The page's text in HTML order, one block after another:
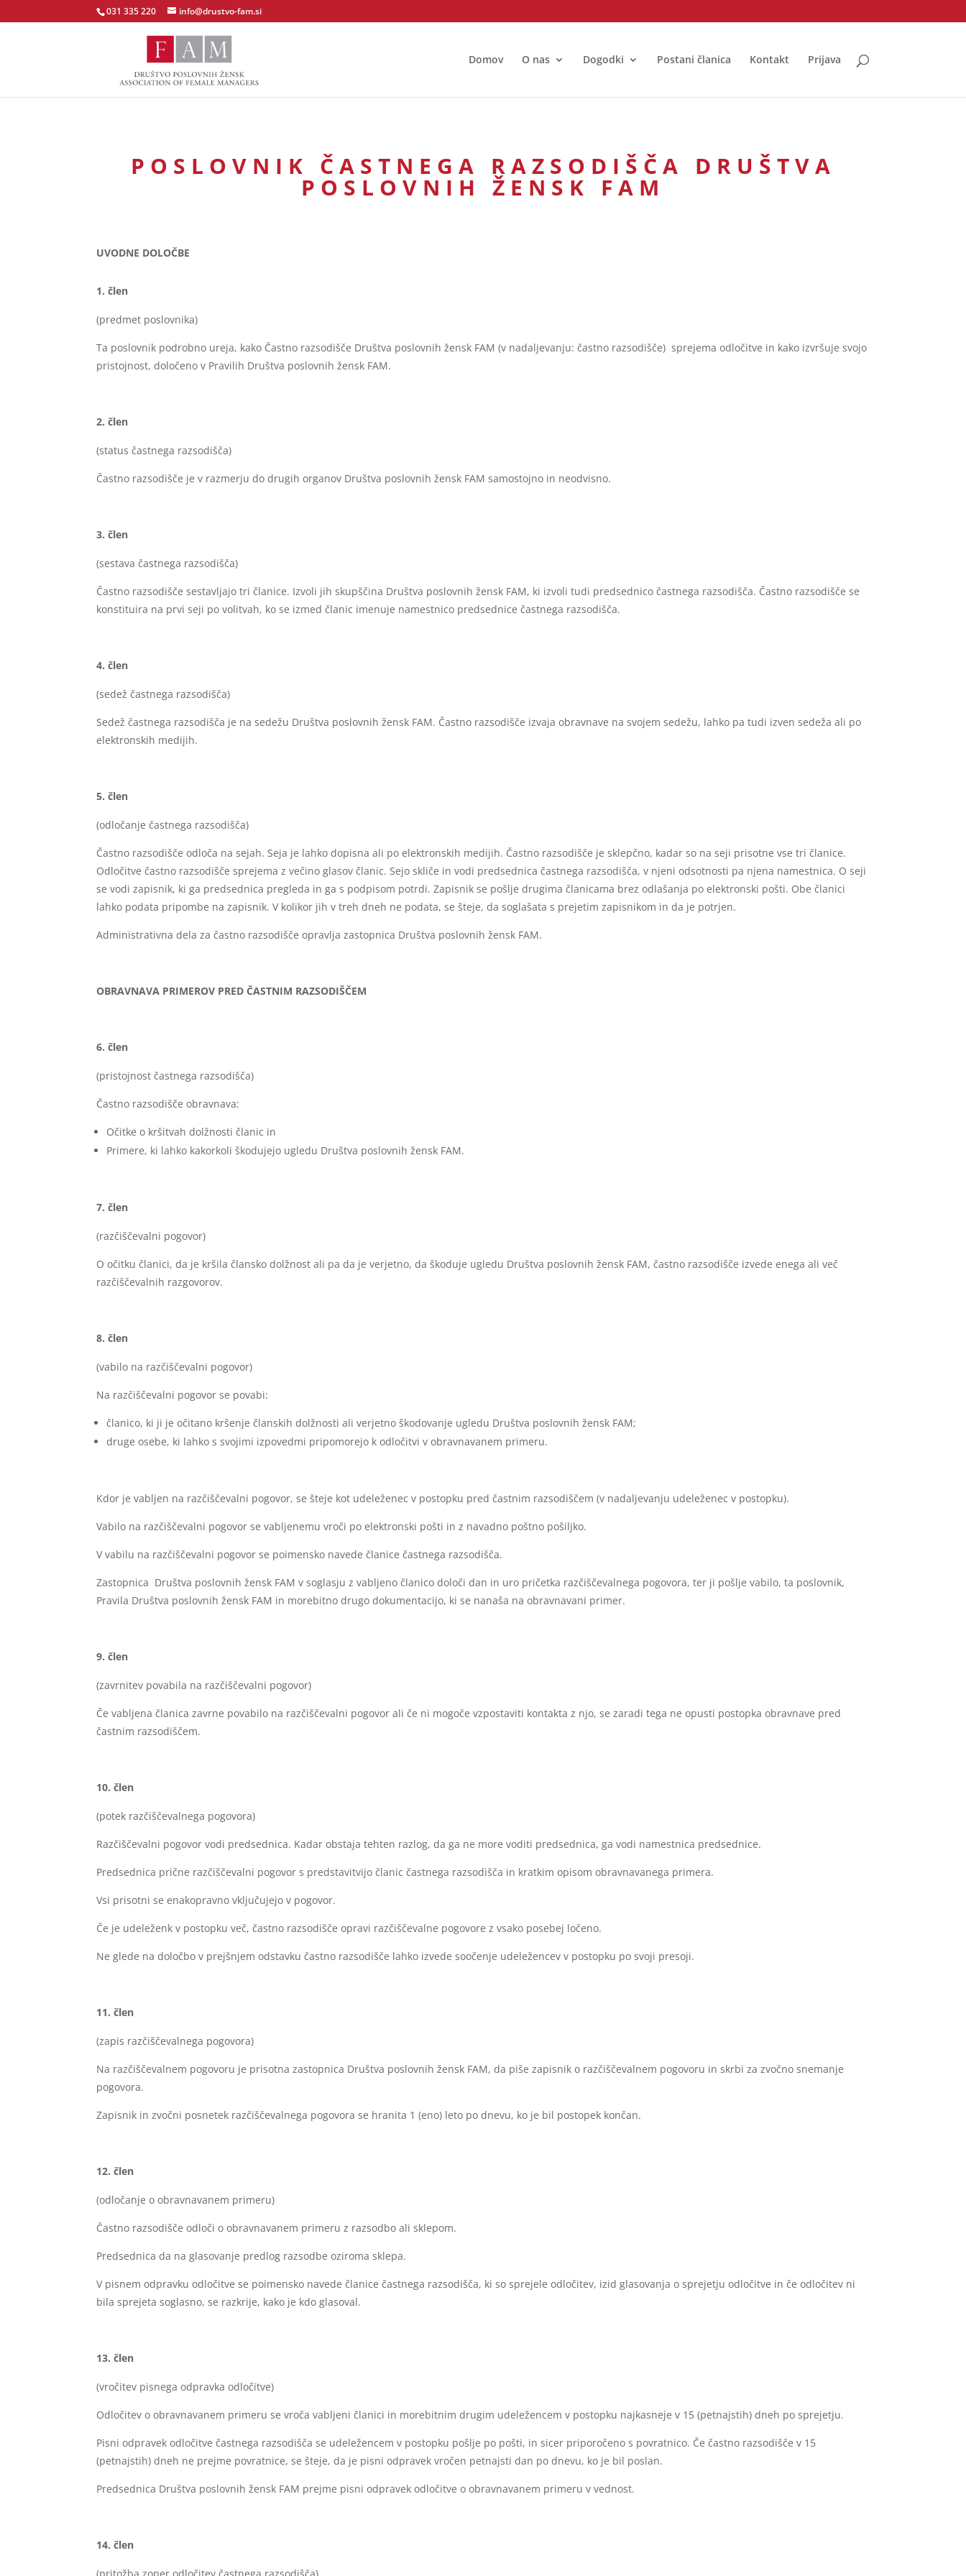
031 335 220 info@drustvo-fam.si
Domov O nas Dogodki Postani članica Kontakt Prijava
POSLOVNIK ČASTNEGA RAZSODIŠČA DRUŠTVA
POSLOVNIH ŽENSK FAM
UVODNE DOLOČBE
člen
(predmet poslovnika)
Ta poslovnik podrobno ureja, kako Častno razsodišče Društva poslovnih žensk FAM (v nadaljevanju: častno razsodišče) sprejema odločitve in kako izvršuje svojo
pristojnost, določeno v Pravilih Društva poslovnih žensk FAM.
člen
(status častnega razsodišča)
Častno razsodišče je v razmerju do drugih organov Društva poslovnih žensk FAM samostojno in neodvisno.
člen
(sestava častnega razsodišča)
Častno razsodišče sestavljajo tri članice. Izvoli jih skupščina Društva poslovnih žensk FAM, ki izvoli tudi predsednico častnega razsodišča. Častno razsodišče se
konstituira na prvi seji po volitvah, ko se izmed članic imenuje namestnico predsednice častnega razsodišča.
člen
(sedež častnega razsodišča)
Sedež častnega razsodišča je na sedežu Društva poslovnih žensk FAM. Častno razsodišče izvaja obravnave na svojem sedežu, lahko pa tudi izven sedeža ali po
elektronskih medijih.
člen
(odločanje častnega razsodišča)
Častno razsodišče odloča na sejah. Seja je lahko dopisna ali po elektronskih medijih. Častno razsodišče je sklepčno, kadar so na seji prisotne vse tri članice.
Odločitve častno razsodišče sprejema z večino glasov članic. Sejo skliče in vodi predsednica častnega razsodišča, v njeni odsotnosti pa njena namestnica. O seji
se vodi zapisnik, ki ga predsednica pregleda in ga s podpisom potrdi. Zapisnik se pošlje drugima članicama brez odlašanja po elektronski pošti. Obe članici
lahko podata pripombe na zapisnik. V kolikor jih v treh dneh ne podata, se šteje, da soglašata s prejetim zapisnikom in da je potrjen.
Administrativna dela za častno razsodišče opravlja zastopnica Društva poslovnih žensk FAM.
OBRAVNAVA PRIMEROV PRED ČASTNIM RAZSODIŠČEM
člen
(pristojnost častnega razsodišča)
Častno razsodišče obravnava:
Očitke o kršitvah dolžnosti članic in
Primere, ki lahko kakorkoli škodujejo ugledu Društva poslovnih žensk FAM.
člen
(razčiščevalni pogovor)
O očitku članici, da je kršila člansko dolžnost ali pa da je verjetno, da škoduje ugledu Društva poslovnih žensk FAM, častno razsodišče izvede enega ali več
razčiščevalnih razgovorov.
člen
(vabilo na razčiščevalni pogovor)
Na razčiščevalni pogovor se povabi:
članico, ki ji je očitano kršenje članskih dolžnosti ali verjetno škodovanje ugledu Društva poslovnih žensk FAM;
druge osebe, ki lahko s svojimi izpovedmi pripomorejo k odločitvi v obravnavanem primeru.
Kdor je vabljen na razčiščevalni pogovor, se šteje kot udeleženec v postopku pred častnim razsodiščem (v nadaljevanju udeleženec v postopku).
Vabilo na razčiščevalni pogovor se vabljenemu vroči po elektronski pošti in z navadno poštno pošiljko.
V vabilu na razčiščevalni pogovor se poimensko navede članice častnega razsodišča.
Zastopnica Društva poslovnih žensk FAM v soglasju z vabljeno članico določi dan in uro pričetka razčiščevalnega pogovora, ter ji pošlje vabilo, ta poslovnik,
Pravila Društva poslovnih žensk FAM in morebitno drugo dokumentacijo, ki se nanaša na obravnavani primer.
člen
(zavrnitev povabila na razčiščevalni pogovor)
Če vabljena članica zavrne povabilo na razčiščevalni pogovor ali če ni mogoče vzpostaviti kontakta z njo, se zaradi tega ne opusti postopka obravnave pred
častnim razsodiščem.
člen
(potek razčiščevalnega pogovora)
Razčiščevalni pogovor vodi predsednica. Kadar obstaja tehten razlog, da ga ne more voditi predsednica, ga vodi namestnica predsednice.
Predsednica prične razčiščevalni pogovor s predstavitvijo članic častnega razsodišča in kratkim opisom obravnavanega primera.
Vsi prisotni se enakopravno vključujejo v pogovor.
Če je udeleženk v postopku več, častno razsodišče opravi razčiščevalne pogovore z vsako posebej ločeno.
Ne glede na določbo v prejšnjem odstavku častno razsodišče lahko izvede soočenje udeležencev v postopku po svoji presoji.
člen
(zapis razčiščevalnega pogovora)
Na razčiščevalnem pogovoru je prisotna zastopnica Društva poslovnih žensk FAM, da piše zapisnik o razčiščevalnem pogovoru in skrbi za zvočno snemanje
pogovora.
Zapisnik in zvočni posnetek razčiščevalnega pogovora se hranita 1 (eno) leto po dnevu, ko je bil postopek končan.
člen
(odločanje o obravnavanem primeru)
Častno razsodišče odloči o obravnavanem primeru z razsodbo ali sklepom.
Predsednica da na glasovanje predlog razsodbe oziroma sklepa.
V pisnem odpravku odločitve se poimensko navede članice častnega razsodišča, ki so sprejele odločitev, izid glasovanja o sprejetju odločitve in če odločitev ni
bila sprejeta soglasno, se razkrije, kako je kdo glasoval.
člen
(vročitev pisnega odpravka odločitve)
Odločitev o obravnavanem primeru se vroča vabljeni članici in morebitnim drugim udeležencem v postopku najkasneje v 15 (petnajstih) dneh po sprejetju.
Pisni odpravek odločitve častnega razsodišča se udeležencem v postopku pošlje po pošti, in sicer priporočeno s povratnico. Če častno razsodišče v 15
(petnajstih) dneh ne prejme povratnice, se šteje, da je pisni odpravek vročen petnajsti dan po dnevu, ko je bil poslan.
Predsednica Društva poslovnih žensk FAM prejme pisni odpravek odločitve o obravnavanem primeru v vednost.
člen